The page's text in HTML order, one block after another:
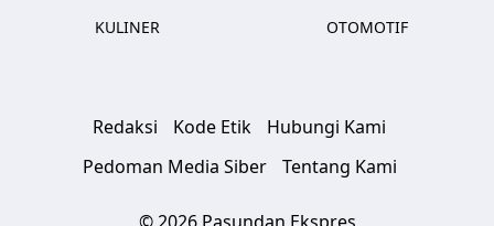
KULINER
OTOMOTIF
Redaksi Kode Etik
Hubungi Kami
Pedoman Media Siber
Tentang Kami